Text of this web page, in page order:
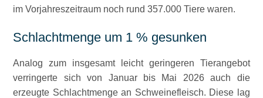
im Vorjahreszeitraum noch rund 357.000 Tiere waren.
Schlachtmenge um 1 % gesunken
Analog zum insgesamt leicht geringeren Tierangebot
verringerte sich von Januar bis Mai 2026 auch die
erzeugte Schlachtmenge an Schweinefleisch. Diese lag